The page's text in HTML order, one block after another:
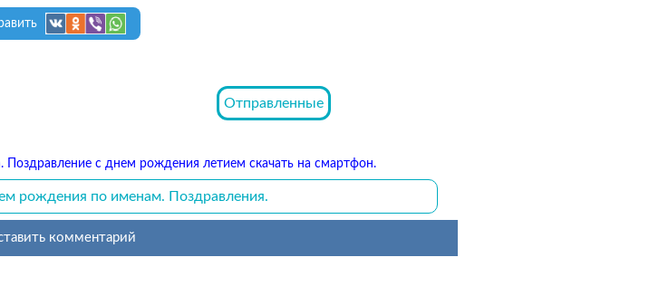
Отправленные
с днем рождения летием скачать на смартфон.
рождения по именам. Поздравления.
комментарий